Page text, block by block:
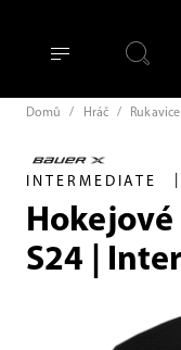
Domů / Hráč / Rukavice
INTERMEDIATE
Hokejové
S24 |